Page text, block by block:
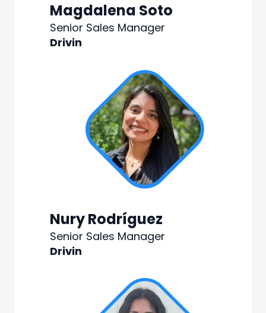
Magdalena Soto
Senior Sales Manager
Drivin
Nury Rodríguez
Senior Sales Manager
Drivin